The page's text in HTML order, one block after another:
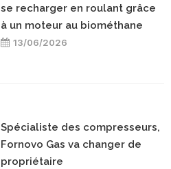
se recharger en roulant grâce
à un moteur au biométhane
13/06/2026
Spécialiste des compresseurs,
Fornovo Gas va changer de
propriétaire